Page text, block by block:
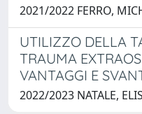
2021/2022 FERRO,
UTILIZZO DELLA
TRAUMA
VANTAGGI E
2022/2023 NATALE,